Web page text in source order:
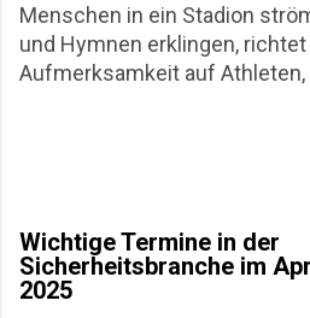
Menschen in ein Stadion
und Hymnen erklingen,
Aufmerksamkeit auf Athleten,
Großereignis, sondern auch
aus Risikoanalysen,
permanenter Präsenz. Dieser
Wichtige Termine in der
Sicherheitsbranche im
2025